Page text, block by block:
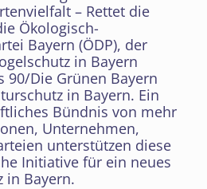
– Rettet die
Ökologisch-
Bayern (ÖDP), der
in Bayern
90/Die Grünen Bayern
in Bayern. Ein
Bündnis von mehr
Unternehmen,
unterstützen diese
Initiative für ein neues
in Bayern.